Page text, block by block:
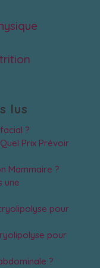
lus
?
Prix Prévoir
Mammaire ?
une
pour
pour
?